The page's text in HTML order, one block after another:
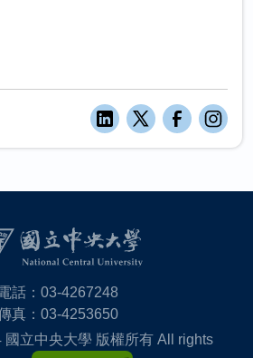
話：03-4267248
真：03-4253650
立中央大學 版權所有 All rights